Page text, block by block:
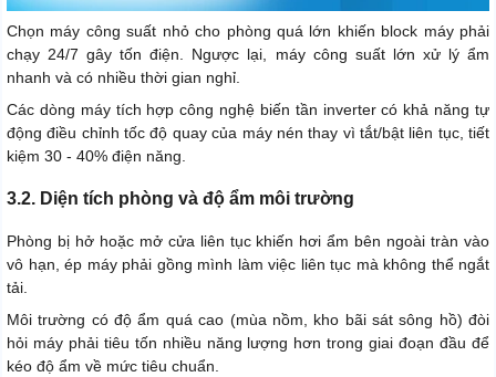
Chọn máy công suất nhỏ cho phòng quá lớn khiến block máy phải
chạy 24/7 gây tốn điện. Ngược lại, máy công suất lớn xử lý ẩm
nhanh và có nhiều thời gian nghỉ.
Các dòng máy tích hợp công nghệ biến tần inverter có khả năng tự
động điều chỉnh tốc độ quay của máy nén thay vì tắt/bật liên tục, tiết
kiệm 30 - 40% điện năng.
3.2. Diện tích phòng và độ ẩm môi trường
Phòng bị hở hoặc mở cửa liên tục khiến hơi ẩm bên ngoài tràn vào
vô hạn, ép máy phải gồng mình làm việc liên tục mà không thể ngắt
tải.
Môi trường có độ ẩm quá cao (mùa nồm, kho bãi sát sông hồ) đòi
hỏi máy phải tiêu tốn nhiều năng lượng hơn trong giai đoạn đầu để
kéo độ ẩm về mức tiêu chuẩn.